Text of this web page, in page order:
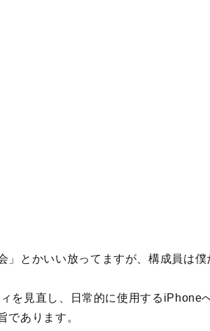
」とかいい放ってますが、構成員は僕
を見直し、日常的に使用するiPhone
であります。